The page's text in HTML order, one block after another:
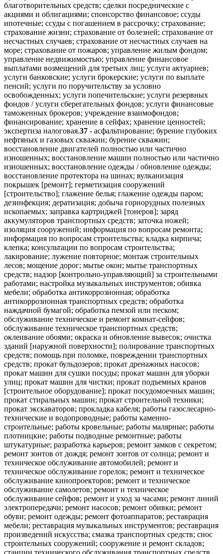
благотворительных средств; сделки посреднические с
акциями и облигациями; спонсорство финансовое; ссуды
ипотечные; ссуды с погашением в рассрочку; страхование;
страхование жизни; страхование от болезней; страхование от
несчастных случаев; страхование от несчастных случаев на
море; страхование от пожаров; управление жилым фондом;
управление недвижимостью; управление финансовое
выплатами возмещений для третьих лиц; услуги актуариев;
услуги банковские; услуги брокерские; услуги по выплате
пенсий; услуги по поручительству за условно
освобожденных; услуги попечительские; услуги резервных
фондов / услуги сберегательных фондов; услуги финансовые
таможенных брокеров; учреждение взаимофондов;
финансирование; хранение в сейфах; хранение ценностей;
экспертиза налоговая.37 - асфальтирование; бурение глубоких
нефтяных и газовых скважин; бурение скважин;
восстановление двигателей полностью или частично
изношенных; восстановление машин полностью или частично
изношенных; восстановление одежды / обновление одежды;
восстановление протектора на шинах; вулканизация
покрышек [ремонт]; герметизация сооружений
[строительство]; глажение белья; глажение одежды паром;
дезинфекция; дератизация; добыча горнорудных полезных
ископаемых; заправка картриджей [тонеров]; заряд
аккумуляторов транспортных средств; заточка ножей;
изоляция сооружений; информация по вопросам ремонта;
информация по вопросам строительства; кладка кирпича;
клепка; консультации по вопросам строительства;
лакирование; лужение повторное; монтаж строительных
лесов; мощение дорог; мытье окон; мытье транспортных
средств; надзор [контрольно-управляющий] за строительными
работами; настройка музыкальных инструментов; обивка
мебели; обработка антикоррозионная; обработка
антикоррозионная транспортных средств; обработка
наждачной бумагой; обработка пемзой или песком;
обслуживание техническое и ремонт комнат-сейфов;
обслуживание техническое транспортных средств;
оклеивание обоями; окраска и обновление вывесок; очистка
зданий [наружной поверхности]; полирование транспортных
средств; помощь при поломке, повреждении транспортных
средств; прокат бульдозеров; прокат дренажных насосов;
прокат машин для сушки посуды; прокат машин для уборки
улиц; прокат машин для чистки; прокат подъемных кранов
[строительное оборудование]; прокат посудомоечных машин;
прокат стиральных машин; прокат строительной техники;
прокат экскаваторов; прокладка кабеля; работы газослесарно-
технические и водопроводные; работы каменно-
строительные; работы кровельные; работы малярные; работы
плотницкие; работы подводные ремонтные; работы
штукатурные; разработка карьеров; ремонт замков с секретом;
ремонт зонтов от дождя; ремонт зонтов от солнца; ремонт и
техническое обслуживание автомобилей; ремонт и
техническое обслуживание горелок; ремонт и техническое
обслуживание кинопроекторов; ремонт и техническое
обслуживание самолетов; ремонт и техническое
обслуживание сейфов; ремонт и уход за часами; ремонт линий
электропередачи; ремонт насосов; ремонт обивки; ремонт
обуви; ремонт одежды; ремонт фотоаппаратов; реставрация
мебели; реставрация музыкальных инструментов; реставрация
произведений искусства; смазка транспортных средств; снос
строительных сооружений; сооружение и ремонт складов;
станции технического обслуживания транспортных средств